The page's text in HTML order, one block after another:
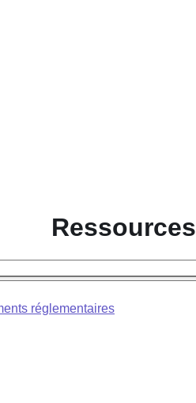
Ressources
réglementaires